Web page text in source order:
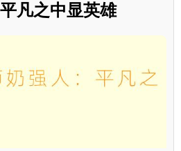
凡之中显英雄